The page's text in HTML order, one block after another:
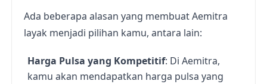
Ada beberapa alasan yang membuat Aemitra
layak menjadi pilihan kamu, antara lain:
Harga Pulsa yang Kompetitif: Di Aemitra,
kamu akan mendapatkan harga pulsa yang